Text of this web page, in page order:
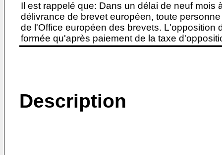
Il est rappelé que: Dans un délai de neuf
délivrance de brevet européen, toute
de l'Office européen des brevets. L'opposition
formée qu'après paiement de la taxe
Description